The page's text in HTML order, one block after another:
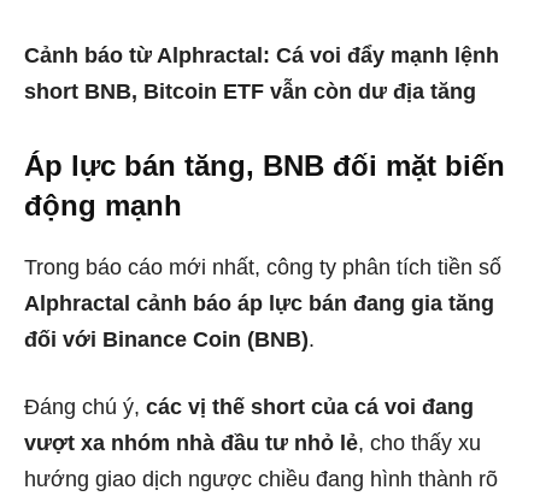
Cảnh báo từ Alphractal: Cá voi đẩy mạnh lệnh
short BNB, Bitcoin ETF vẫn còn dư địa tăng
Áp lực bán tăng, BNB đối mặt biến
động mạnh
Trong báo cáo mới nhất, công ty phân tích tiền số
Alphractal cảnh báo áp lực bán đang gia tăng
đối với Binance Coin (BNB).
Đáng chú ý, các vị thế short của cá voi đang
vượt xa nhóm nhà đầu tư nhỏ lẻ, cho thấy xu
hướng giao dịch ngược chiều đang hình thành rõ